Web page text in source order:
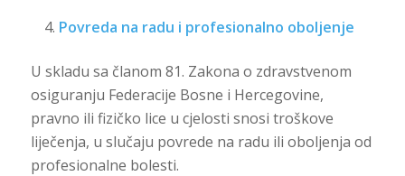
Povreda na radu i profesionalno oboljenje
U skladu sa članom 81. Zakona o zdravstvenom
osiguranju Federacije Bosne i Hercegovine,
pravno ili fizičko lice u cjelosti snosi troškove
liječenja, u slučaju povrede na radu ili oboljenja od
profesionalne bolesti.